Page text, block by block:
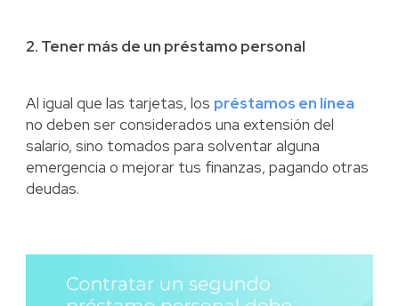
2. Tener más de un préstamo personal
Al igual que las tarjetas, los préstamos en línea
no deben ser considerados una extensión del
salario, sino tomados para solventar alguna
emergencia o mejorar tus finanzas, pagando otras
deudas.